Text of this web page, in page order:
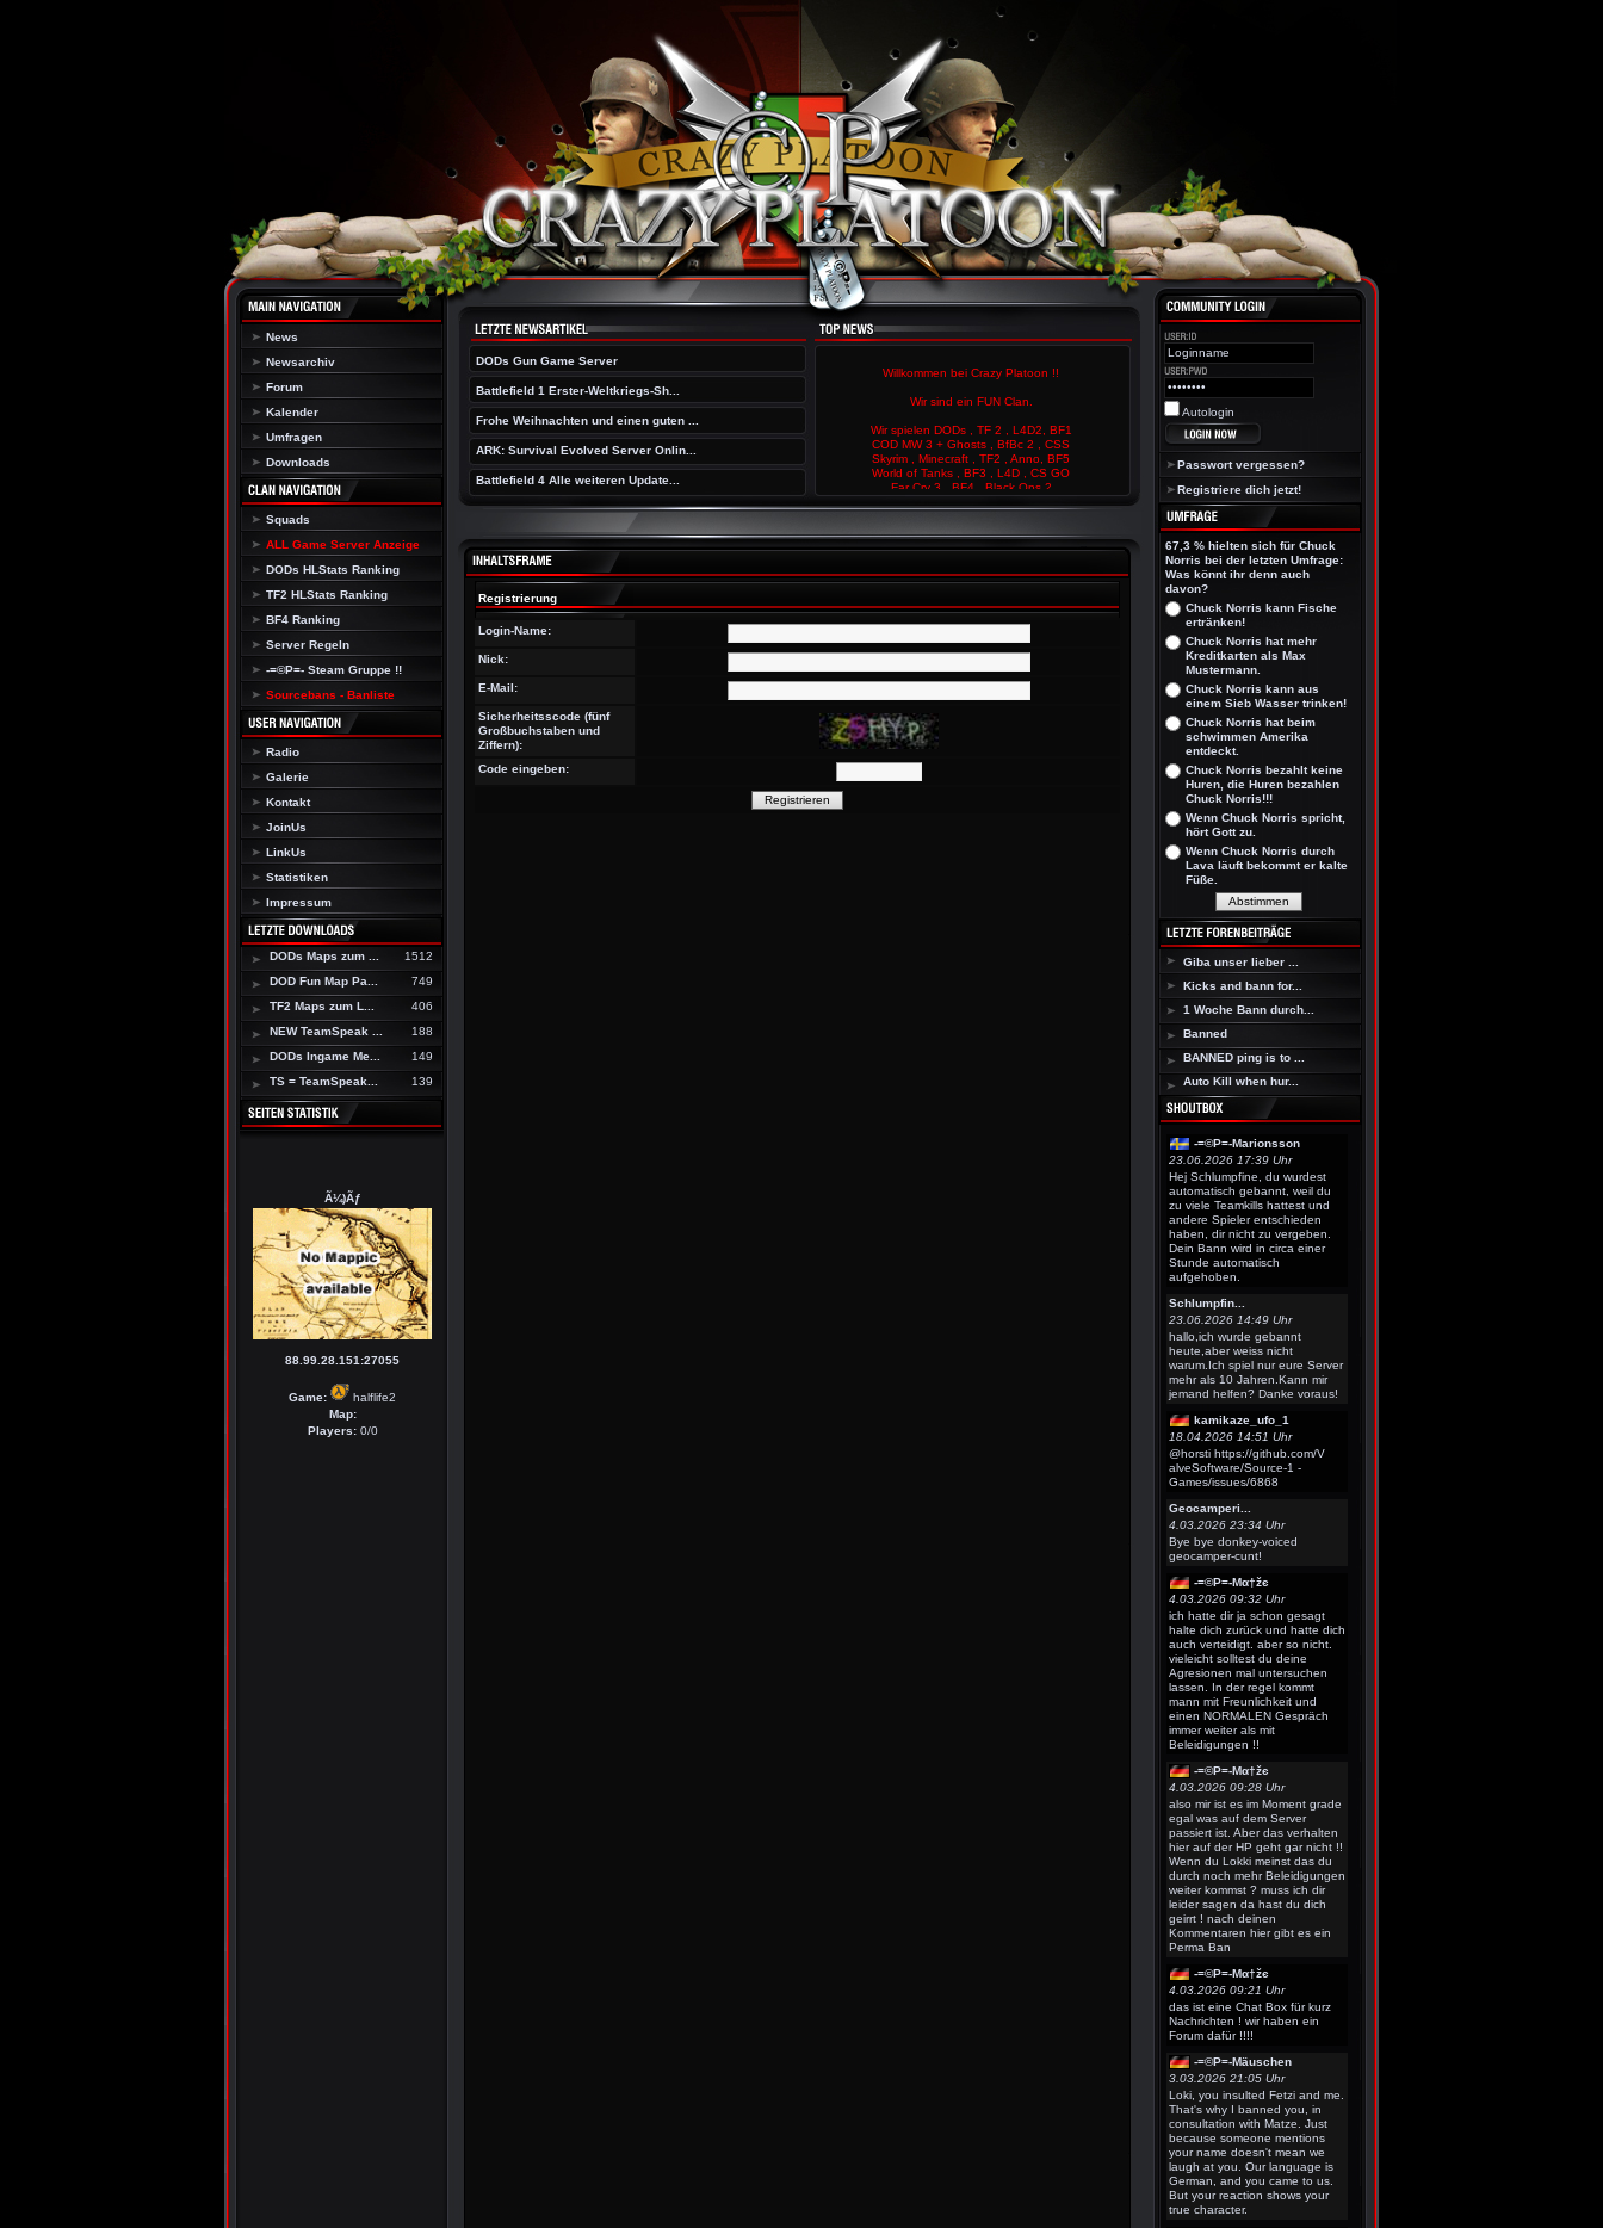
News
Newsarchiv
Forum
Kalender
Umfragen
Downloads
Squads
ALL Game Server Anzeige
DODs HLStats Ranking
TF2 HLStats Ranking
BF4 Ranking
Server Regeln
-=©P=- Steam Gruppe !!
Sourcebans - Banliste
Radio
Galerie
Kontakt
JoinUs
LinkUs
Statistiken
Impressum
DODs Maps zum ...
1512
DOD Fun Map Pa...
749
TF2 Maps zum L...
406
NEW TeamSpeak ...
188
DODs Ingame Me...
149
TS = TeamSpeak...
139
Ã¼)Ãƒ
88.99.28.151:27055
Game:
halflife2
Map:
Players:0/0
DODs Gun Game Server
Battlefield 1 Erster-Weltkriegs-Sh...
Frohe Weihnachten und einen guten ...
ARK: Survival Evolved Server Onlin...
Battlefield 4 Alle weiteren Update...
Registrierung
Login-Name:
Nick:
E-Mail:
Sicherheitsscode (fünf
Großbuchstaben und
Ziffern):
Code eingeben:
Autologin
Passwort vergessen?
Registriere dich jetzt!
67,3 % hielten sich für Chuck
Norris bei der letzten Umfrage:
Was könnt ihr denn auch
davon?
Chuck Norris kann Fische
ertränken!
Chuck Norris hat mehr
Kreditkarten als Max
Mustermann.
Chuck Norris kann aus
einem Sieb Wasser trinken!
Chuck Norris hat beim
schwimmen Amerika
entdeckt.
Chuck Norris bezahlt keine
Huren, die Huren bezahlen
Chuck Norris!!!
Wenn Chuck Norris spricht,
hört Gott zu.
Wenn Chuck Norris durch
Lava läuft bekommt er kalte
Füße.
Giba unser lieber ...
Kicks and bann for...
1 Woche Bann durch...
Banned
BANNED ping is to ...
Auto Kill when hur...
-=©P=-Marionsson
23.06.2026 17:39 Uhr
Hej Schlumpfine, du wurdest
automatisch gebannt, weil du
zu viele Teamkills hattest und
andere Spieler entschieden
haben, dir nicht zu vergeben.
Dein Bann wird in circa einer
Stunde automatisch
aufgehoben.
Schlumpfin...
23.06.2026 14:49 Uhr
hallo,ich wurde gebannt
heute,aber weiss nicht
warum.Ich spiel nur eure Server
mehr als 10 Jahren.Kann mir
jemand helfen? Danke voraus!
kamikaze_ufo_1
18.04.2026 14:51 Uhr
@horsti https://github.com/V
alveSoftware/Source-1 -
Games/issues/6868
Geocamperi...
4.03.2026 23:34 Uhr
Bye bye donkey-voiced
geocamper-cunt!
-=©P=-Мα†žє
4.03.2026 09:32 Uhr
ich hatte dir ja schon gesagt
halte dich zurück und hatte dich
auch verteidigt. aber so nicht.
vieleicht solltest du deine
Agresionen mal untersuchen
lassen. In der regel kommt
mann mit Freunlichkeit und
einen NORMALEN Gespräch
immer weiter als mit
Beleidigungen !!
-=©P=-Мα†žє
4.03.2026 09:28 Uhr
also mir ist es im Moment grade
egal was auf dem Server
passiert ist. Aber das verhalten
hier auf der HP geht gar nicht !!
Wenn du Lokki meinst das du
durch noch mehr Beleidigungen
weiter kommst ? muss ich dir
leider sagen da hast du dich
geirrt ! nach deinen
Kommentaren hier gibt es ein
Perma Ban
-=©P=-Мα†žє
4.03.2026 09:21 Uhr
das ist eine Chat Box für kurz
Nachrichten ! wir haben ein
Forum dafür !!!!
-=©P=-Mäuschen
3.03.2026 21:05 Uhr
Loki, you insulted Fetzi and me.
That's why I banned you, in
consultation with Matze. Just
because someone mentions
your name doesn't mean we
laugh at you. Our language is
German, and you came to us.
But your reaction shows your
true character.